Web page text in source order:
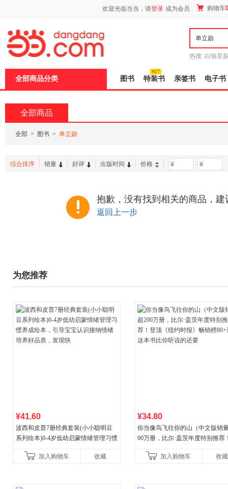
欢迎光临当当，请登录 成为会员 购物车
热搜: 白狼星
全部商品分类 图书 特装书 亲签书 电子书
全部商品
全部 > 图书 > 单立勋
综合排序 销量 好评 出版时间 价格 -
抱歉，没有找到相关的商品，
返回上一步
为您推荐
¥41.60
波西和皮普7册经典套装(小小聪明豆
系列绘本)0-4岁低幼启蒙情绪管理习惯
养好品质，发现快
加入购物车 收藏
¥34.80
你当像鸟飞往你的山（中文版销
00万册，比尔·盖茨年度特别推荐
比你听说的还要
加入购物车 收藏
页
加